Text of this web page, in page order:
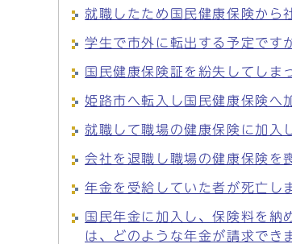
就職したため国民健康保険から
学生で市外に転出する予定です
国民健康保険証を紛失してしま
姫路市へ転入し国民健康保険へ
就職して職場の健康保険に加入
会社を退職し職場の健康保険を
年金を受給していた者が死亡し
国民年金に加入し、保険料を納
は、どのような年金が請求でき